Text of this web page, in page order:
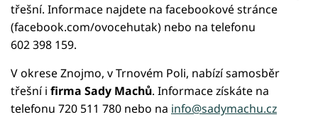
třešní. Informace najdete na facebookové stránce
(facebook.com/ovocehutak) nebo na telefonu
602 398 159.
V okrese Znojmo, v Trnovém Poli, nabízí samosběr
třešní i firma Sady Machů. Informace získáte na
telefonu 720 511 780 nebo na info@sadymachu.cz